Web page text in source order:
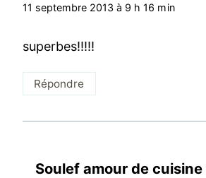
11 septembre 2013 à 9 h 16 min
superbes!!!!!
Répondre
Soulef amour de cuisine